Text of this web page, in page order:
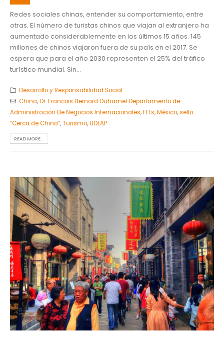
Redes sociales chinas, entender su comportamiento, entre
otras. El número de turistas chinos que viajan al extranjero ha
aumentado considerablemente en los últimos 15 años. 145
millones de chinos viajaron fuera de su país en el 2017. Se
espera que para el año 2030 representen el 25% del tráfico
turístico mundial. Sin...
Desarrollo y Responsabilidad Social
China,Dr. Francois Bernard Duhamel Departamento de
Administración De Negocios Internacionales,FITs,México,sello
“Cerca de China”,Turismo,UDLAP
READ MORE...